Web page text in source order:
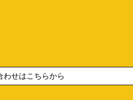
わせはこちらから